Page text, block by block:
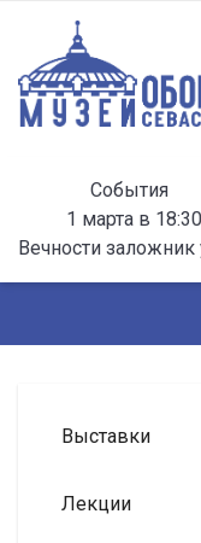
События
1 марта в
Вечности
Выставки
Лекции